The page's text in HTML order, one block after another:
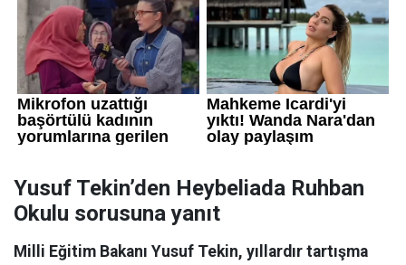
Yusuf Tekin’den Heybeliada Ruhban
Okulu sorusuna yanıt
Milli Eğitim Bakanı Yusuf Tekin, yıllardır tartışma